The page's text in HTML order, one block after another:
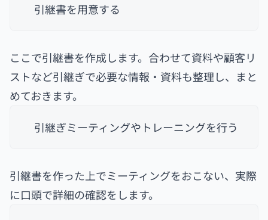
引継書を用意する
ここで引継書を作成します。合わせて資料や顧客リ
ストなど引継ぎで必要な情報・資料も整理し、まと
めておきます。
引継ぎミーティングやトレーニングを行う
引継書を作った上でミーティングをおこない、実際
に口頭で詳細の確認をします。